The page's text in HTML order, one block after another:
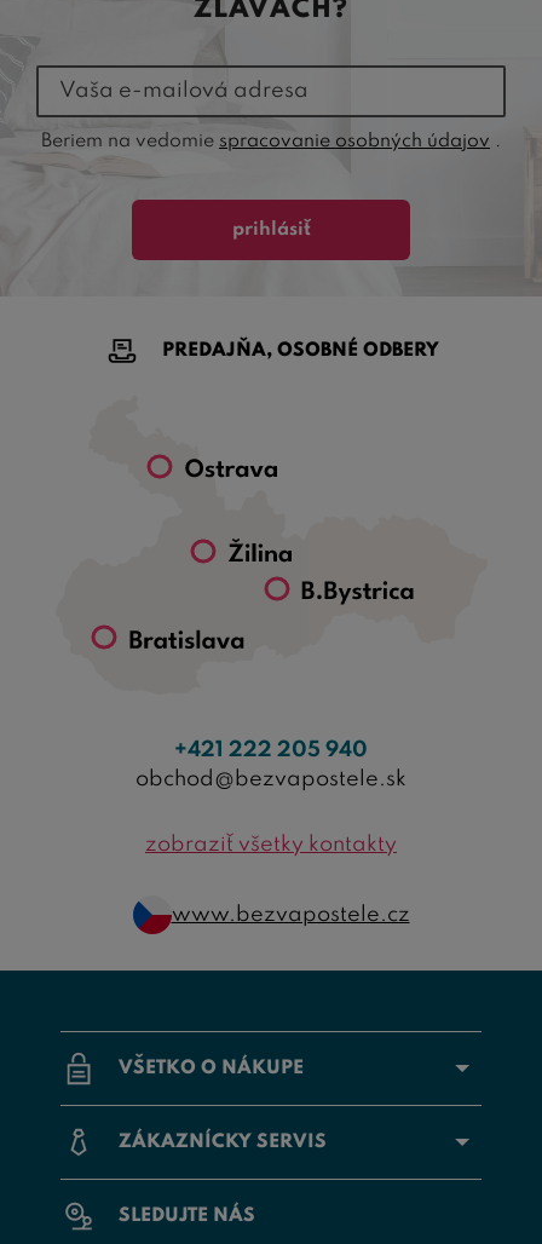
ZĽAVÁCH?
Vaša e-mailová adresa
prihlásiť
Beriem na vedomie spracovanie osobných údajov .
VŠETKO O NÁKUPE
ZÁKAZNÍCKY SERVIS
SLEDUJTE NÁS
PREDAJŇA, OSOBNÉ ODBERY
+421 222 205 940
obchod@bezvapostele.sk
zobraziť všetky kontakty
www.bezvapostele.cz